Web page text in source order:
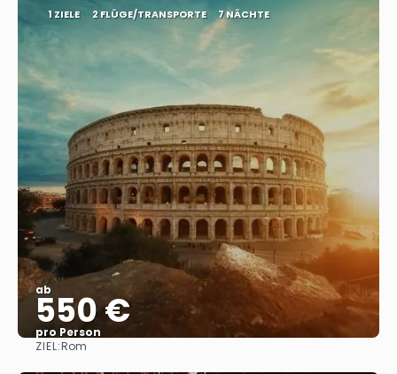
1 ZIELE 2 FLÜGE/TRANSPORTE 7 NÄCHTE
ab
550 €
pro Person
ZIEL:Rom